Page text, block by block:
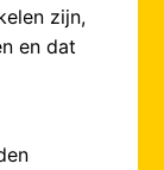
zijn,
en dat